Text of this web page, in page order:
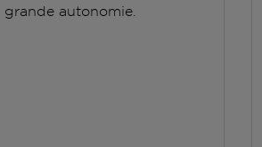
grande autonomie.